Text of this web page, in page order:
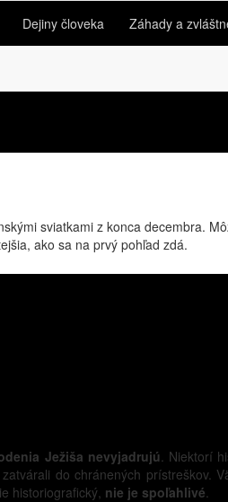
Dejiny človeka Záhady a
sviatkami z konca decembra.
ako sa na prvý pohľad zdá.
Ježiša nevyjadrujú. Niektorí
do chránených prístreškov.
historiografický, nie je spoľahlivé.